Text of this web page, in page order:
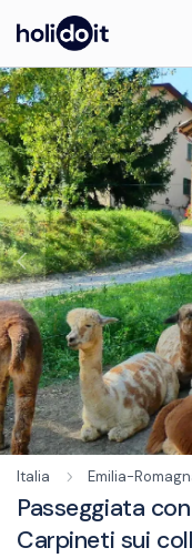
Italia Emilia-
Passeggiata
Carpineti sui